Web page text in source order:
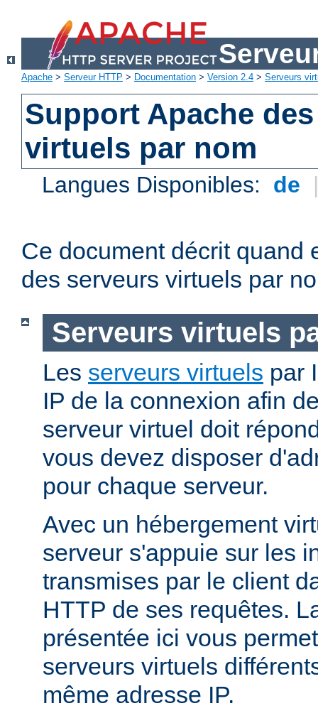
Apache > Serveur HTTP > Documentation > Version 2.4 > Serveurs
Support Apache
virtuels par nom
Langues Disponibles: de
Ce document décrit quand
des serveurs virtuels par
Serveurs virtuels
Les serveurs virtuels par
IP de la connexion afin
serveur virtuel doit
vous devez disposer
pour chaque serveur.
Avec un hébergement
serveur s'appuie sur les
transmises par le client
HTTP de ses requêtes.
présentée ici vous
serveurs virtuels
même adresse IP.